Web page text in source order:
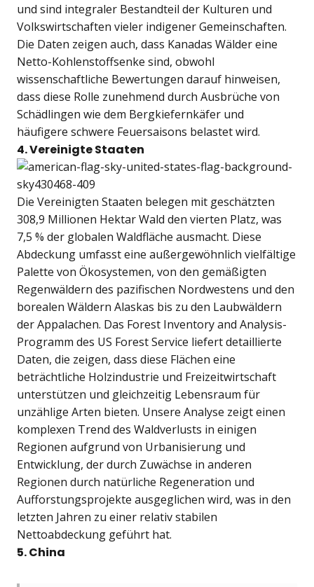
und sind integraler Bestandteil der Kulturen und
Volkswirtschaften vieler indigener Gemeinschaften.
Die Daten zeigen auch, dass Kanadas Wälder eine
Netto-Kohlenstoffsenke sind, obwohl
wissenschaftliche Bewertungen darauf hinweisen,
dass diese Rolle zunehmend durch Ausbrüche von
Schädlingen wie dem Bergkiefernkäfer und
häufigere schwere Feuersaisons belastet wird.
4. Vereinigte Staaten
Die Vereinigten Staaten belegen mit geschätzten
308,9 Millionen Hektar Wald den vierten Platz, was
7,5 % der globalen Waldfläche ausmacht. Diese
Abdeckung umfasst eine außergewöhnlich vielfältige
Palette von Ökosystemen, von den gemäßigten
Regenwäldern des pazifischen Nordwestens und den
borealen Wäldern Alaskas bis zu den Laubwäldern
der Appalachen. Das Forest Inventory and Analysis-
Programm des US Forest Service liefert detaillierte
Daten, die zeigen, dass diese Flächen eine
beträchtliche Holzindustrie und Freizeitwirtschaft
unterstützen und gleichzeitig Lebensraum für
unzählige Arten bieten. Unsere Analyse zeigt einen
komplexen Trend des Waldverlusts in einigen
Regionen aufgrund von Urbanisierung und
Entwicklung, der durch Zuwächse in anderen
Regionen durch natürliche Regeneration und
Aufforstungsprojekte ausgeglichen wird, was in den
letzten Jahren zu einer relativ stabilen
Nettoabdeckung geführt hat.
5. China